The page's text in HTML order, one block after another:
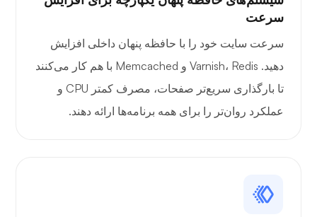
سرعت
سرعت سایت خود را با حافظه پنهان داخلی افزایش
دهید. Varnish، Redis و Memcached با هم کار می‌کنند
تا بارگذاری سریع‌تر صفحات، مصرف کمتر CPU و
عملکرد روان‌تر را برای همه برنامه‌ها ارائه دهند.